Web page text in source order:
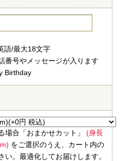
語/最大18文字
番号やメッセージが入ります
Birthday
場合「おまかせカット」 (身長
をご選択のうえ、カート内の
。最適化してお届けします。